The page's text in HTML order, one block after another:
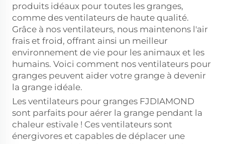
produits idéaux pour toutes les granges,
comme des ventilateurs de haute qualité.
Grâce à nos ventilateurs, nous maintenons l'air
frais et froid, offrant ainsi un meilleur
environnement de vie pour les animaux et les
humains. Voici comment nos ventilateurs pour
granges peuvent aider votre grange à devenir
la grange idéale.
Les ventilateurs pour granges FJDIAMOND
sont parfaits pour aérer la grange pendant la
chaleur estivale ! Ces ventilateurs sont
énergivores et capables de déplacer une